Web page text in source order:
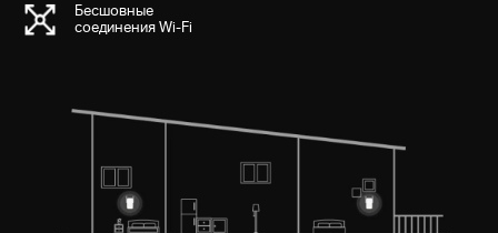
Бесшовные
соединения Wi-Fi